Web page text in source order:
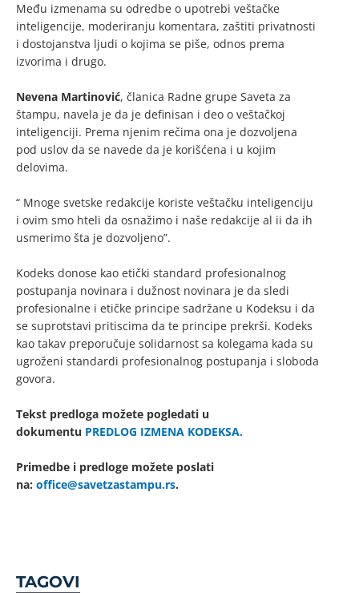
Među izmenama su odredbe o upotrebi veštačke
inteligencije, moderiranju komentara, zaštiti privatnosti
i dostojanstva ljudi o kojima se piše, odnos prema
izvorima i drugo.
Nevena Martinović, članica Radne grupe Saveta za
štampu, navela je da je definisan i deo o veštačkoj
inteligenciji. Prema njenim rečima ona je dozvoljena
pod uslov da se navede da je korišćena i u kojim
delovima.
“ Mnoge svetske redakcije koriste veštačku inteligenciju
i ovim smo hteli da osnažimo i naše redakcije al ii da ih
usmerimo šta je dozvoljeno”.
Kodeks donose kao etički standard profesionalnog
postupanja novinara i dužnost novinara je da sledi
profesionalne i etičke principe sadržane u Kodeksu i da
se suprotstavi pritiscima da te principe prekrši. Kodeks
kao takav preporučuje solidarnost sa kolegama kada su
ugroženi standardi profesionalnog postupanja i sloboda
govora.
Tekst predloga možete pogledati u
dokumentu PREDLOG IZMENA KODEKSA.
Primedbe i predloge možete poslati
na: office@savetzastampu.rs.
TAGOVI